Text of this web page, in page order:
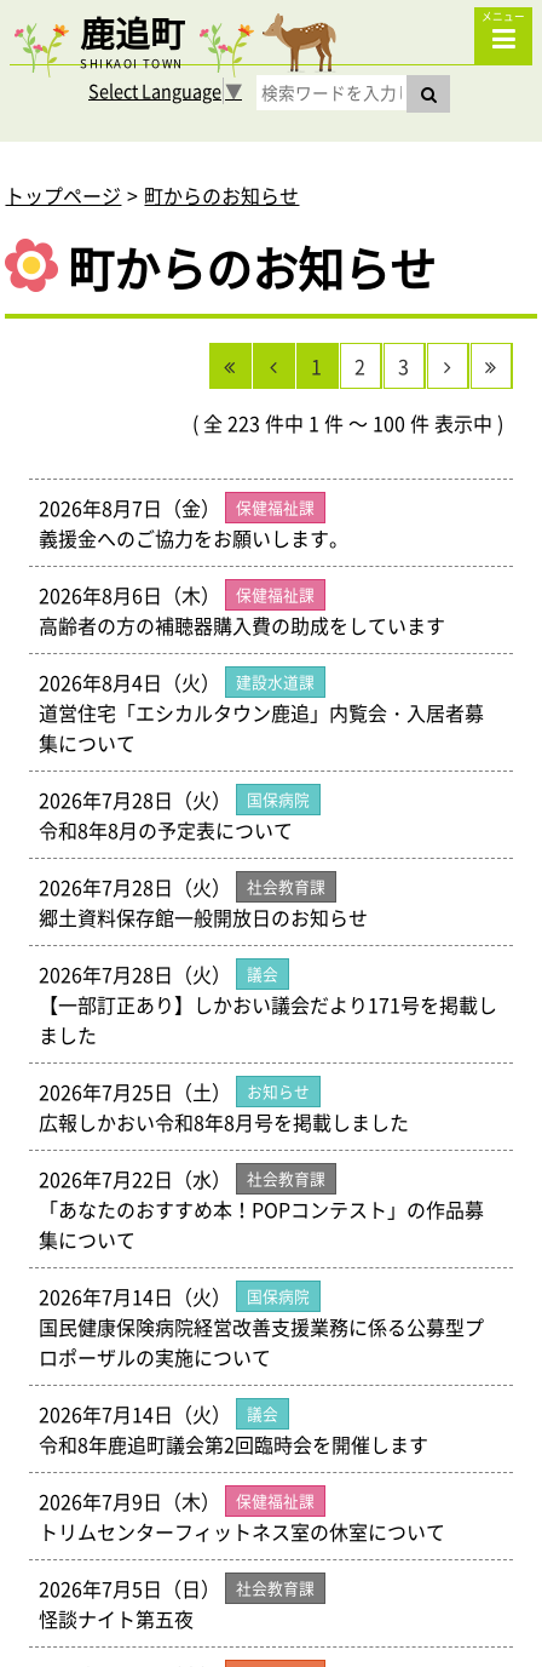
鹿追町
SHIKAOI TOWN
メニュー
Select Language▼
トップページ 町からのお知らせ
町からのお知らせ
1 2
3
( 全 223 件中 1 件 ～ 100 件 表示中 )
2026年8月7日（金） 保健福祉課
義援金へのご協力をお願いします。
2026年8月6日（木）
保健福祉課
高齢者の方の補聴器購入費の助成をしています
2026年8月4日（火）
建設水道課
道営住宅「エシカルタウン鹿追」内覧会・入居者募
集について
2026年7月28日（火）
国保病院
令和8年8月の予定表について
2026年7月28日（火）
社会教育課
郷土資料保存館一般開放日のお知らせ
2026年7月28日（火）
議会
【一部訂正あり】しかおい議会だより171号を掲載し
ました
2026年7月25日（土）
お知らせ
広報しかおい令和8年8月号を掲載しました
2026年7月22日（水）
社会教育課
「あなたのおすすめ本！POPコンテスト」の作品募
集について
2026年7月14日（火）
国保病院
国民健康保険病院経営改善支援業務に係る公募型プ
ロポーザルの実施について
2026年7月14日（火）
議会
令和8年鹿追町議会第2回臨時会を開催します
2026年7月9日（木）
保健福祉課
トリムセンターフィットネス室の休室について
2026年7月5日（日）
社会教育課
怪談ナイト第五夜